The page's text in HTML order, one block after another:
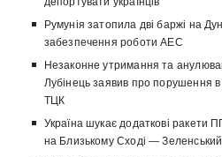
Румунія затопила дві баржі на
забезпечення роботи АЕС
Незаконне утримання та
Лубінець заявив про порушення в
ТЦК
Україна шукає додаткові ракети
на Близькому Сході —